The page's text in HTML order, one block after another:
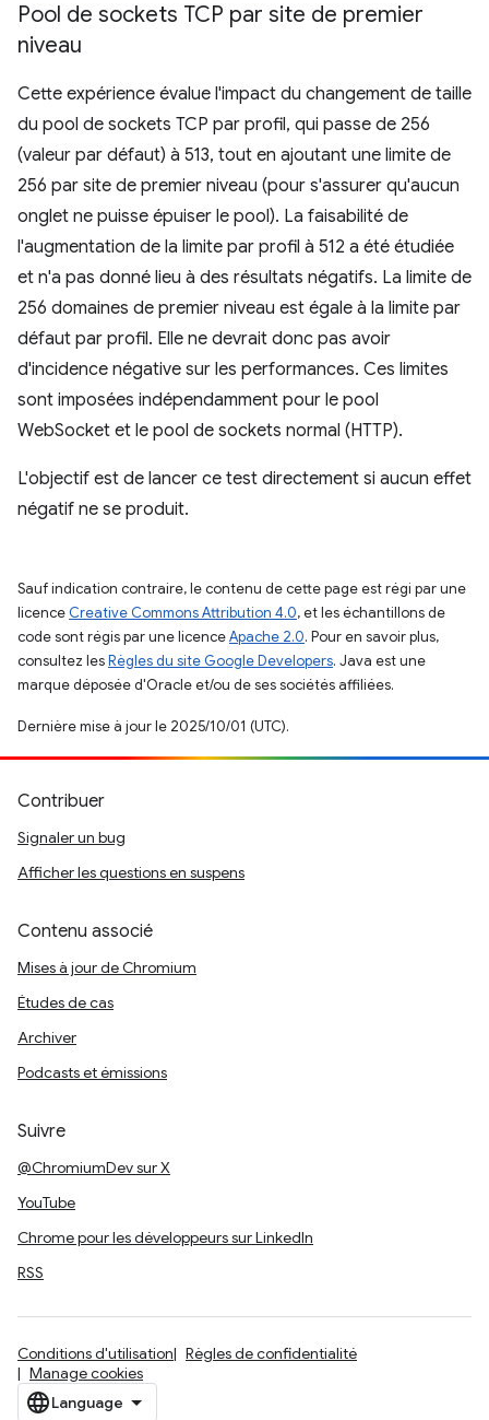
Pool de sockets TCP par site de premier
niveau
Cette expérience évalue l'impact du changement de taille
du pool de sockets TCP par profil, qui passe de 256
(valeur par défaut) à 513, tout en ajoutant une limite de
256 par site de premier niveau (pour s'assurer qu'aucun
onglet ne puisse épuiser le pool). La faisabilité de
l'augmentation de la limite par profil à 512 a été étudiée
et n'a pas donné lieu à des résultats négatifs. La limite de
256 domaines de premier niveau est égale à la limite par
défaut par profil. Elle ne devrait donc pas avoir
d'incidence négative sur les performances. Ces limites
sont imposées indépendamment pour le pool
WebSocket et le pool de sockets normal (HTTP).
L'objectif est de lancer ce test directement si aucun effet
négatif ne se produit.
Sauf indication contraire, le contenu de cette page est régi par une
licence Creative Commons Attribution 4.0, et les échantillons de
code sont régis par une licenceApache 2.0. Pour en savoir plus,
consultez lesRègles du site Google Developers. Java est une
marque déposée d'Oracle et/ou de ses sociétés affiliées.
Dernière mise à jour le 2025/10/01 (UTC).
Contribuer
Signaler un bug
Afficher les questions en suspens
Contenu associé
Mises à jour de Chromium
Études de cas
Archiver
Podcasts et émissions
Suivre
@ChromiumDev sur X
YouTube
Chrome pour les développeurs sur LinkedIn
RSS
Conditions d'utilisation
Règles de confidentialité
Manage cookies